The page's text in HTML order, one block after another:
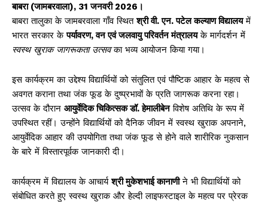
बाबरा (जामबरवाला), 31 जनवरी 2026।
बाबरा तालुका के जामबरवाला गाँव स्थितश्री वी. एन. पटेल कल्याण विद्यालयमें
भारत सरकार केपर्यावरण, वन एवं जलवायु परिवर्तन मंत्रालयके मार्गदर्शन में
स्वस्थ खुराक जागरूकता उत्सवका भव्य आयोजन किया गया।
इस कार्यक्रम का उद्देश्य विद्यार्थियों को संतुलित एवं पौष्टिक आहार के महत्व से
अवगत कराना तथा जंक फूड के दुष्प्रभावों के प्रति जागरूक करना रहा।
उत्सव के दौरान आयुर्वेदिक चिकित्सक डॉ. हेमालीबेनविशेष अतिथि के रूप में
उपस्थित रहीं। उन्होंने विद्यार्थियों को दैनिक जीवन में स्वस्थ खुराक अपनाने,
आयुर्वेदिक आहार की उपयोगिता तथा जंक फूड से होने वाले शारीरिक नुकसान
के बारे में विस्तारपूर्वक जानकारी दी।
कार्यक्रम में विद्यालय के आचार्यश्री मुकेशभाई कानाणीने भी विद्यार्थियों को
संबोधित करते हुए स्वस्थ खुराक और हेल्दी लाइफस्टाइल के महत्व पर प्रेरक